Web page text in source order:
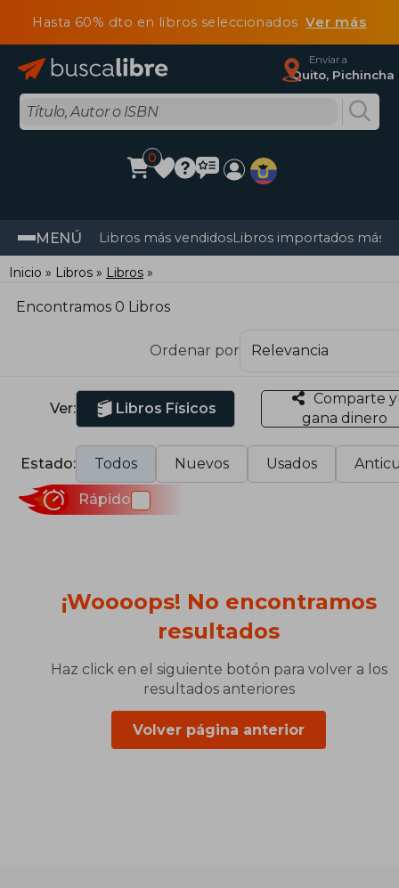
Hasta 60% dto en libros seleccionadosVer más
Enviar a
Quito, Pichincha
0
MENÚ Libros más vendidosLibros importados más
Inicio Libros Libros
Encontramos 0 Libros
Ordenar por
Ver: Libros Físicos
Comparte y
gana dinero
Estado: Todos Nuevos Usados
Rápido
¡Woooops! No encontramos
resultados
Haz click en el siguiente botón para volver a los
resultados anteriores
Volver página anterior